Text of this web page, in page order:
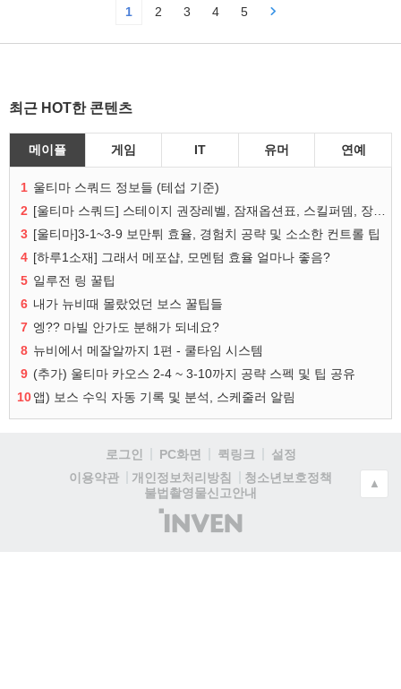
1 2 3 4 5
최근 HOT한 콘텐츠
메이플 게임 IT 유머 연예
1 울티마 스쿼드 정보들 (테섭 기준)
2
3 [울티마]3-1~3-9 보만튀 효율, 경험치 공략 및 소소한 컨트롤 팁
4 [하루1소재] 그래서 메포샵, 모멘텀 효율 얼마나 좋음?
5 일루전 링 꿀팁
6 내가 뉴비때 몰랐었던 보스 꿀팁들
7 엥?? 마빌 안가도 분해가 되네요?
8 뉴비에서 메잘알까지 1편 - 쿨타임 시스템
9 (추가) 울티마 카오스 2-4 ~ 3-10까지 공략 스펙 및 팁 공유
10앱) 보스 수익 자동 기록 및 분석, 스케줄러 알림
로그인 PC화면 퀵링크
설정
이용약관
개인정보처리방침
청소년보호정책
불법촬영물신고안내
(주)
인
▲